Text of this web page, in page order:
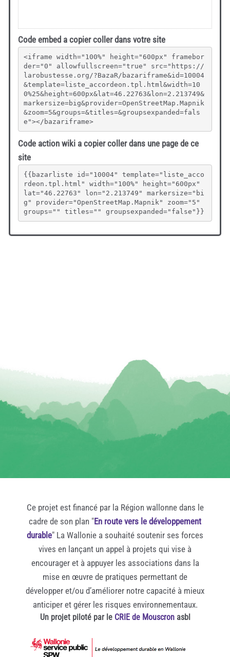
Code embed a copier coller dans votre site
<iframe width="100%" height="600px" framebor
der="0" allowfullscreen="true" src="https://
larobustesse.org/?BazaR/bazariframe&id=10004
&template=liste_accordeon.tpl.html&width=10
0%25&height=600px&lat=46.22763&lon=2.213749&
markersize=big&provider=OpenStreetMap.Mapnik
&zoom=5&groups=&titles=&groupsexpanded=fals
e"></bazariframe>
Code action wiki a copier coller dans une page de ce
site
{{bazarliste id="10004" template="liste_acco
rdeon.tpl.html" width="100%" height="600px"
lat="46.22763" lon="2.213749" markersize="bi
g" provider="OpenStreetMap.Mapnik" zoom="5"
groups="" titles="" groupsexpanded="false"}}
Ce projet est financé par la Région wallonne dans le
cadre de son plan "En route vers le développement
durable" La Wallonie a souhaité soutenir ses forces
vives en lançant un appel à projets qui vise à
encourager et à appuyer les associations dans la
mise en œuvre de pratiques permettant de
développer et/ou d’améliorer notre capacité à mieux
anticiper et gérer les risques environnementaux.
Un projet piloté par le CRIE de Mouscronasbl